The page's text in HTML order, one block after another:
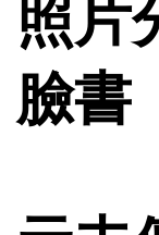
照片
臉書